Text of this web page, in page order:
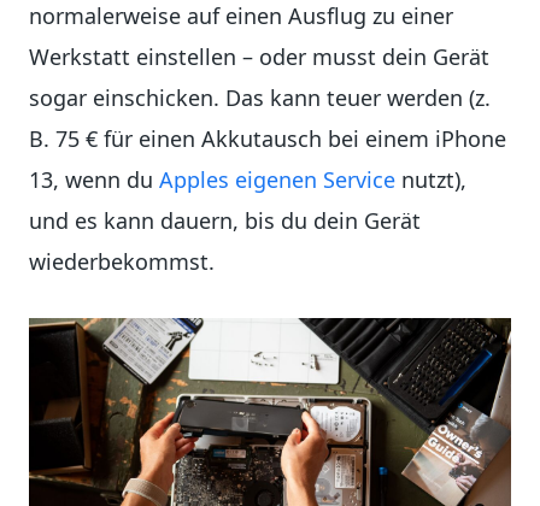
normalerweise auf einen Ausflug zu einer
Werkstatt einstellen – oder musst dein Gerät
sogar einschicken. Das kann teuer werden (z.
B. 75 € für einen Akkutausch bei einem iPhone
13, wenn du Apples eigenen Service nutzt),
und es kann dauern, bis du dein Gerät
wiederbekommst.